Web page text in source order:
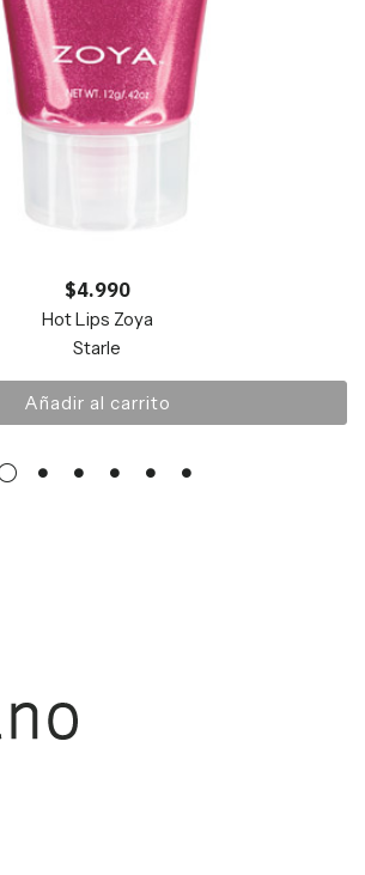
$4.990
Hot Lips Zoya
Starle
Añadir al carrito